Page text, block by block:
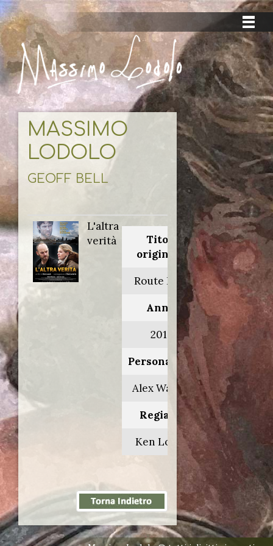
MASSIMO
LODOLO
GEOFF BELL
L'altra
verità
Titolo
originale:
Route Irish
Anno:
2010
Personaggio:
Alex Walker
Regia di:
Ken Loach